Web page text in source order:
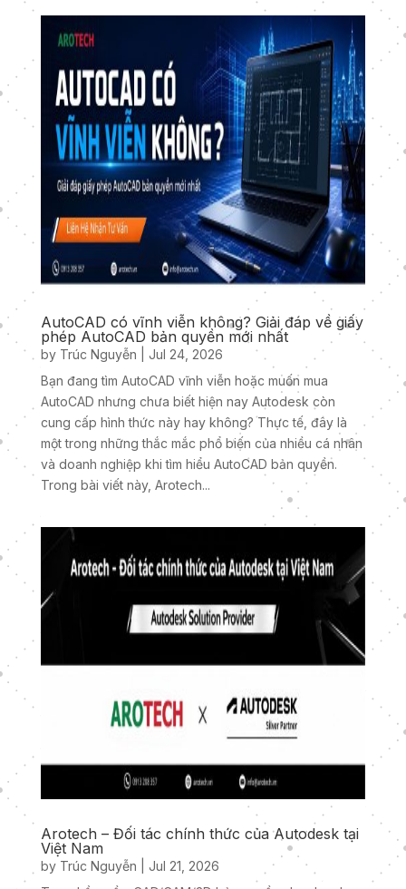
AutoCAD có vĩnh viễn không? Giải đáp về giấy
phép AutoCAD bản quyền mới nhất
by Trúc Nguyễn
Jul 24, 2026
Bạn đang tìm AutoCAD vĩnh viễn hoặc muốn mua
AutoCAD nhưng chưa biết hiện nay Autodesk còn
cung cấp hình thức này hay không? Thực tế, đây là
một trong những thắc mắc phổ biến của nhiều cá nhân
và doanh nghiệp khi tìm hiểu AutoCAD bản quyền.
Trong bài viết này, Arotech...
Arotech – Đối tác chính thức của Autodesk tại
Việt Nam
by Trúc Nguyễn
Jul 21, 2026